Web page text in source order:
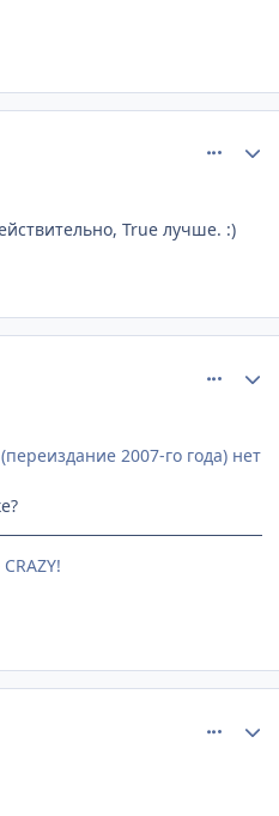
True лучше. :)
2007-го года) нет